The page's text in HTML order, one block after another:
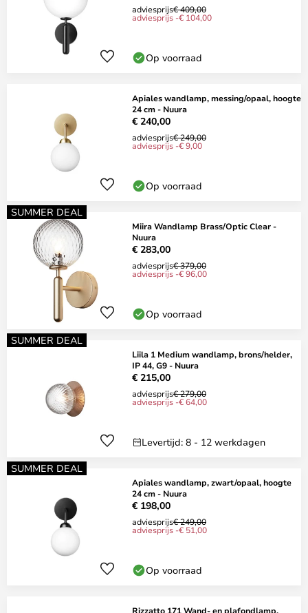
adviesprijs€ 409,00
adviesprijs -€ 104,00
Op voorraad
Apiales wandlamp, messing/opaal, hoogte
24 cm - Nuura
€ 240,00
adviesprijs€ 249,00
adviesprijs -€ 9,00
Op voorraad
SUMMER DEAL
Miira Wandlamp Brass/Optic Clear -
Nuura
€ 283,00
adviesprijs€ 379,00
adviesprijs -€ 96,00
Op voorraad
SUMMER DEAL
Liila 1 Medium wandlamp, brons/helder,
IP 44, G9 - Nuura
€ 215,00
adviesprijs€ 279,00
adviesprijs -€ 64,00
Levertijd: 8 - 12 werkdagen
SUMMER DEAL
Apiales wandlamp, zwart/opaal, hoogte
24 cm - Nuura
€ 198,00
adviesprijs€ 249,00
adviesprijs -€ 51,00
Op voorraad
Rizzatto 171 Wand- en plafondlamp,